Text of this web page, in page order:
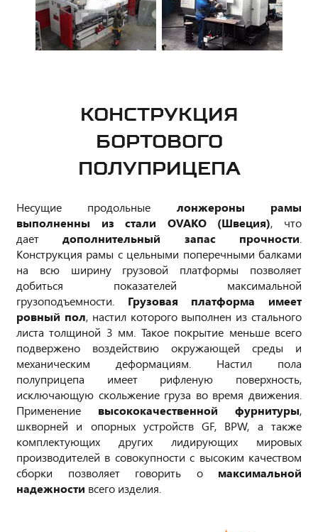
КОНСТРУКЦИЯ
БОРТОВОГО
ПОЛУПРИЦЕПА
Несущие продольные лонжероны рамы
выполненны из стали OVAKO (Швеция), что
даетдополнительный запас прочности
Конструкция рамы с цельными поперечными балками
на всю ширину грузовой платформы позволяет
добиться показателей максимальной
грузоподъемности. Грузовая платформа имеет
ровный пол, настил которого выполнен из стального
листа толщиной 3 мм. Такое покрытие меньше всего
подвержено воздействию окружающей среды и
механическим деформациям. Настил пола
полуприцепа имеет рифленую поверхность,
исключающую скольжение груза во время движения.
Применение высококачественной фурнитуры,
шкворней и опорных устройств GF, BPW, а также
комплектующих других лидирующих мировых
производителей в совокупности с высоким качеством
сборки позволяет говорить о максимальной
надежности всего изделия.